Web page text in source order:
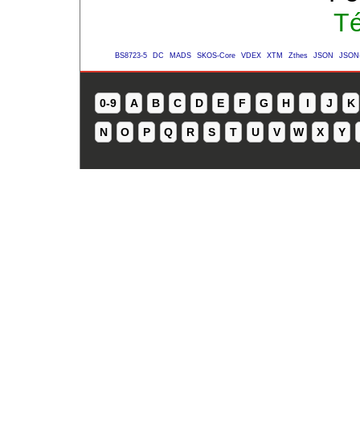
BS8723-5 DC MADS SKOS-Core VDEX XTM Zthes JSON
0-9 A B C D E F G H I J K
N O P Q R S T U V W X Y